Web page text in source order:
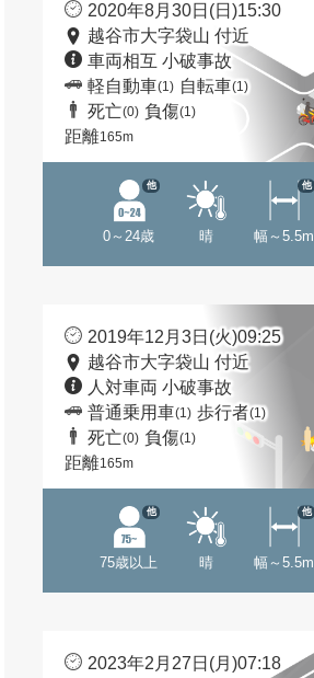
2020年8月30日(日)15:30
越谷市大字袋山 付近
車両相互 小破事故
軽自動車(1) 自転車(1)
死亡(0) 負傷(1)
距離165m
0～24歳
他
晴 幅～5.5m
他
2019年12月3日(火)09:25
越谷市大字袋山 付近
人対車両 小破事故
普通乗用車(1) 歩行者(1)
死亡(0) 負傷(1)
距離165m
75歳以上
他
晴 幅～5.5m
他
2023年2月27日(月)07:18